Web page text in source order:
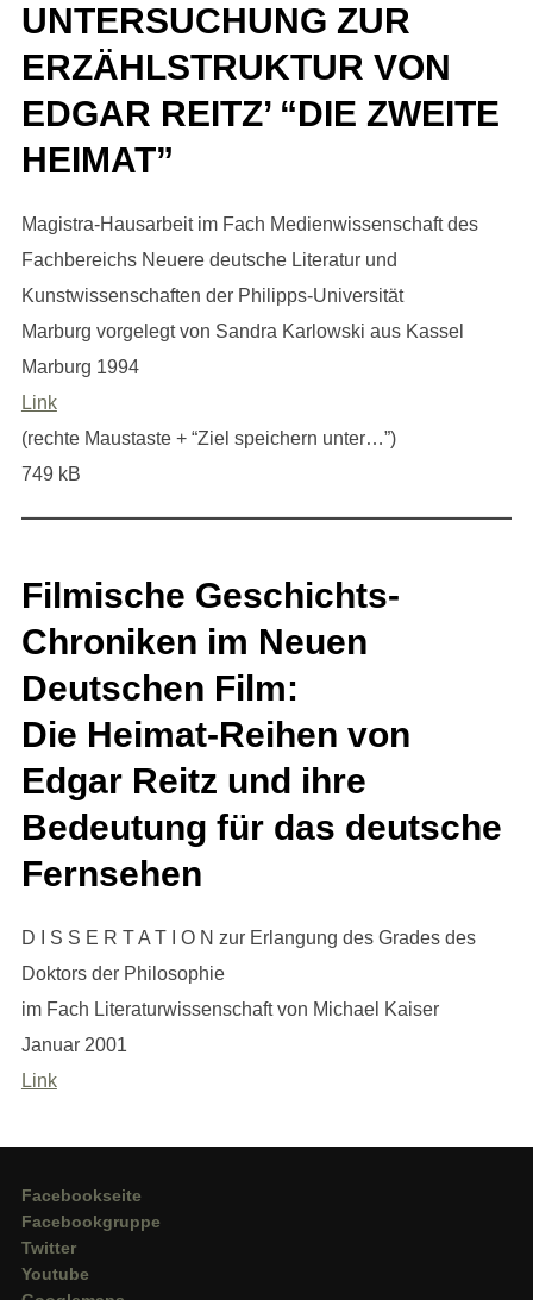
UNTERSUCHUNG ZUR
ERZÄHLSTRUKTUR VON
EDGAR REITZ’ “DIE ZWEITE
HEIMAT”
Magistra-Hausarbeit im Fach Medienwissenschaft des
Fachbereichs Neuere deutsche Literatur und
Kunstwissenschaften der Philipps-Universität
Marburg vorgelegt von Sandra Karlowski aus Kassel
Marburg 1994
Link
(rechte Maustaste + “Ziel speichern unter…”)
749 kB
Filmische Geschichts-
Chroniken im Neuen
Deutschen Film:
Die Heimat-Reihen von
Edgar Reitz und ihre
Bedeutung für das deutsche
Fernsehen
D I S S E R T A T I O N zur Erlangung des Grades des
Doktors der Philosophie
im Fach Literaturwissenschaft von Michael Kaiser
Januar 2001
Link
Facebookseite
Facebookgruppe
Twitter
Youtube